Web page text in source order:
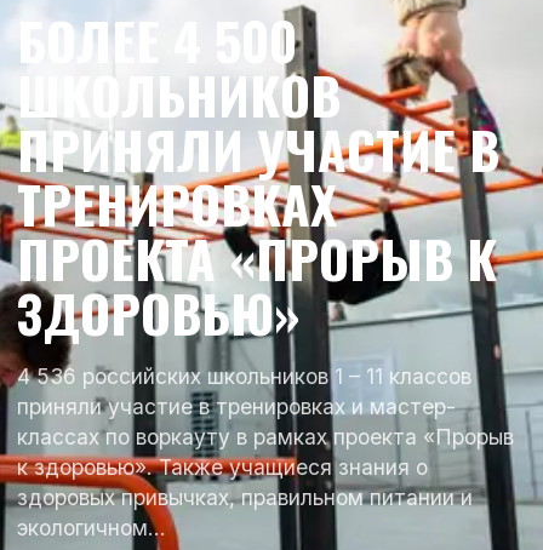
БОЛЕЕ 4 500
ШКОЛЬНИКОВ
ПРИНЯЛИ УЧАСТИЕ В
ТРЕНИРОВКАХ
ПРОЕКТА «ПРОРЫВ К
ЗДОРОВЬЮ»
4 536 российских школьников 1 – 11 классов
приняли участие в тренировках и мастер-
классах по воркауту в рамках проекта «Прорыв
к здоровью». Также учащиеся знания о
здоровых привычках, правильном питании и
экологичном…